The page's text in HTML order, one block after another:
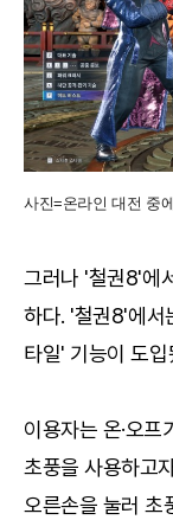
사진=온라인 대전 중
그러나 '철권8'에
하다. '철권8'에서
타일' 기능이 도
이용자는 온·오
초풍을 사용하고
오른손을 눌러 초